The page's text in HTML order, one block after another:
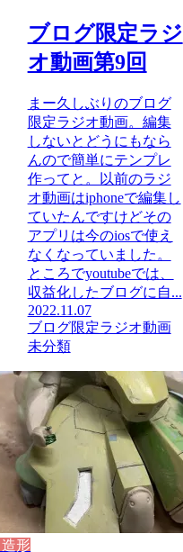
ブログ限定ラジ
オ動画第9回
まー久しぶりのブログ
限定ラジオ動画。編集
しないとどうにもなら
んので簡単にテンプレ
作ってと。以前のラジ
オ動画はiphoneで編集し
ていたんですけどその
アプリは今のiosで使え
なくなっていました。
ところでyoutubeでは、
収益化したブログに自...
2022.11.07
ブログ限定ラジオ動画
未分類
形